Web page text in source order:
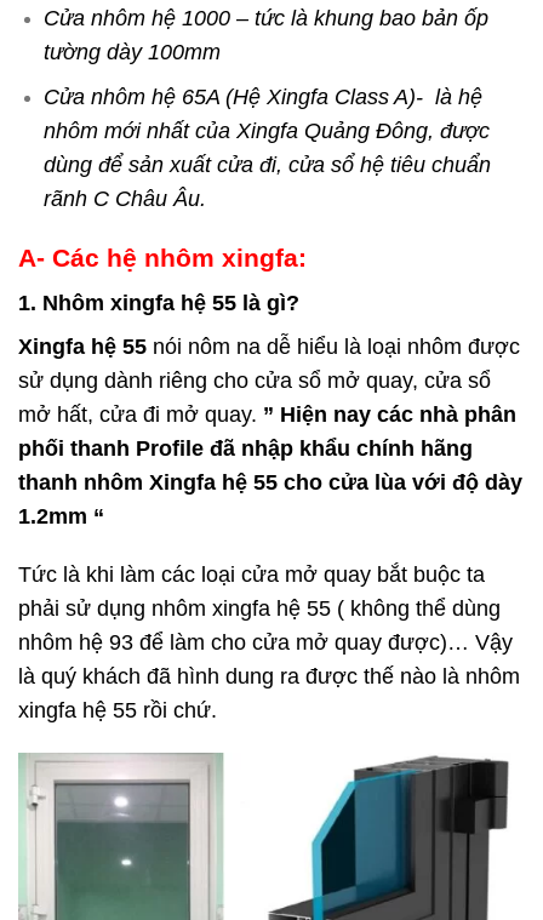
Cửa nhôm hệ 1000 – tức là khung bao bản ốp
tường dày 100mm
Cửa nhôm hệ 65A (Hệ Xingfa Class A)- là hệ
nhôm mới nhất của Xingfa Quảng Đông, được
dùng để sản xuất cửa đi, cửa sổ hệ tiêu chuẩn
rãnh C Châu Âu.
A- Các hệ nhôm xingfa:
1. Nhôm xingfa hệ 55 là gì?
Xingfa hệ 55 nói nôm na dễ hiểu là loại nhôm được
sử dụng dành riêng cho cửa sổ mở quay, cửa sổ
mở hất, cửa đi mở quay. ” Hiện nay các nhà phân
phối thanh Profile đã nhập khẩu chính hãng
thanh nhôm Xingfa hệ 55 cho cửa lùa với độ dày
1.2mm “
Tức là khi làm các loại cửa mở quay bắt buộc ta
phải sử dụng nhôm xingfa hệ 55 ( không thể dùng
nhôm hệ 93 để làm cho cửa mở quay được)… Vậy
là quý khách đã hình dung ra được thế nào là nhôm
xingfa hệ 55 rồi chứ.